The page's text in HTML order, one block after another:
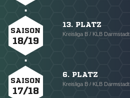
SAISON
18/19
13. PLATZ
Kreisliga B / KLB Darmstadt
SAISON
17/18
6. PLATZ
Kreisliga B / KLB Darmstadt